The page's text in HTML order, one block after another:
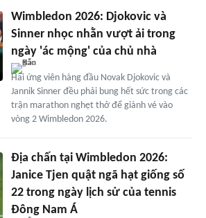
Wimbledon 2026: Djokovic và
Sinner nhọc nhằn vượt ải trong
ngày 'ác mộng' của chủ nhà
Hai ứng viên hàng đầu Novak Djokovic và
Jannik Sinner đều phải bung hết sức trong các
trận marathon nghẹt thở để giành vé vào
vòng 2 Wimbledon 2026.
Địa chấn tại Wimbledon 2026:
Janice Tjen quật ngã hạt giống số
22 trong ngày lịch sử của tennis
Đông Nam Á